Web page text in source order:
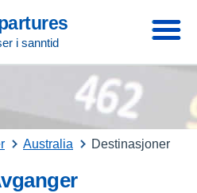
i sanntid
Australia Destinasjoner